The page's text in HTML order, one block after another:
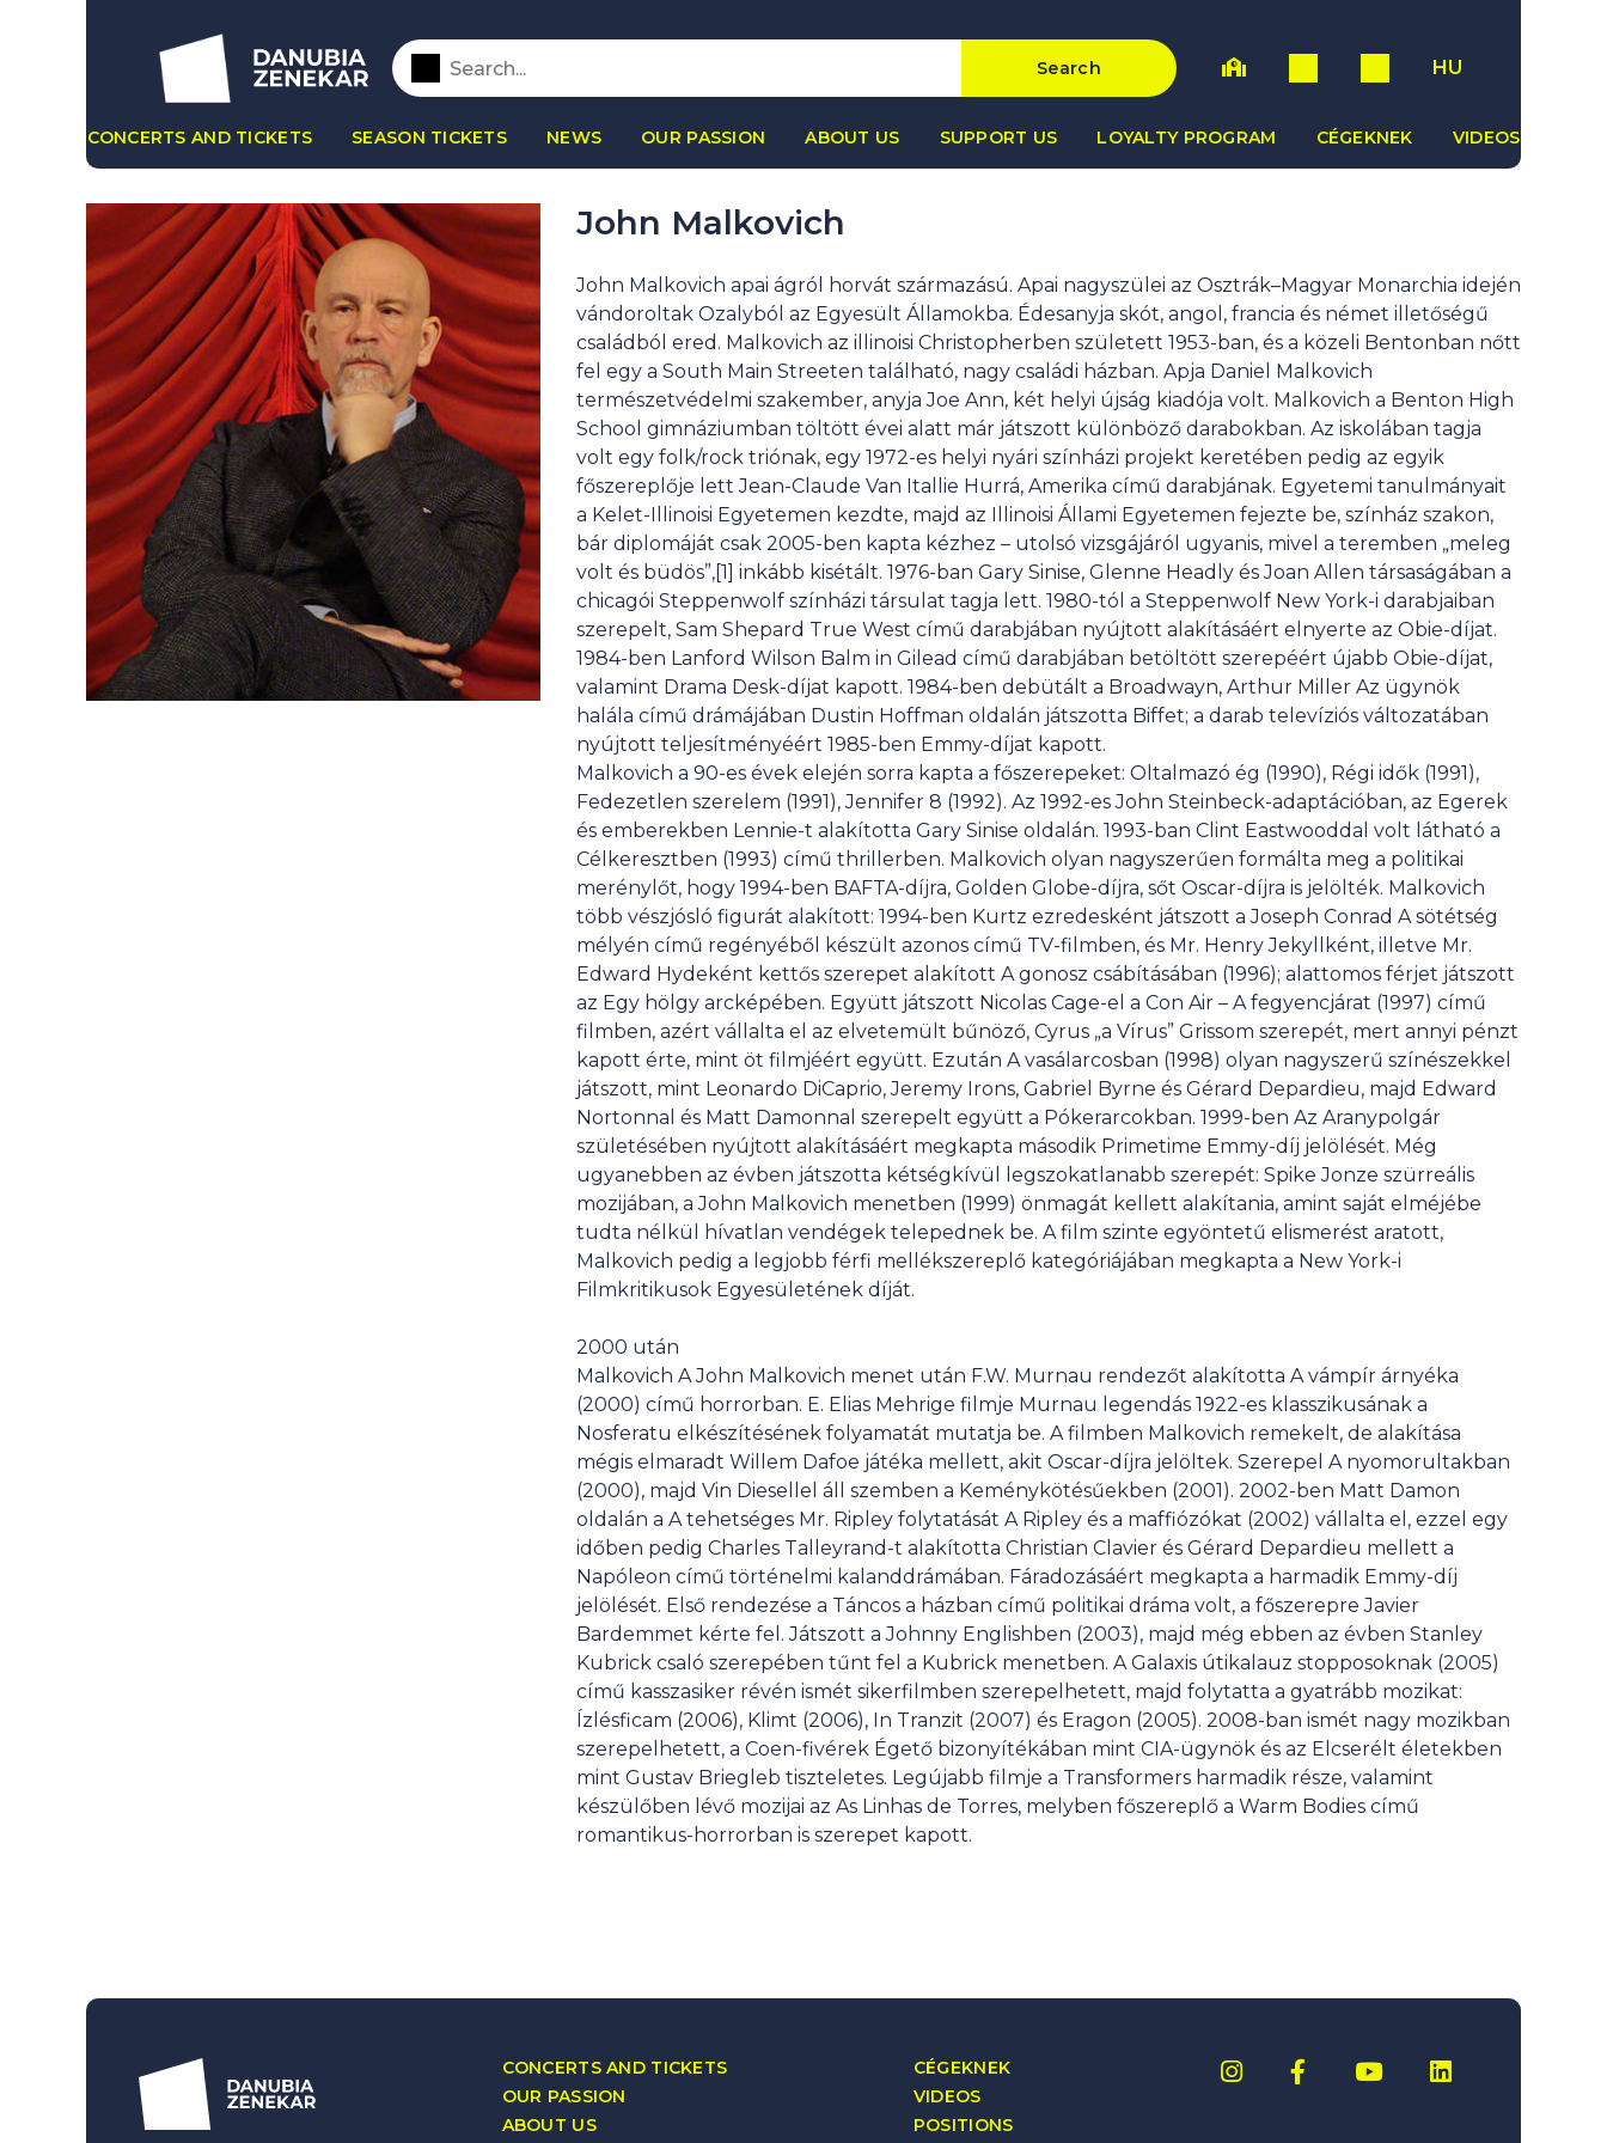
Search HU
CONCERTS AND TICKETS SEASON TICKETS NEWS OUR PASSION ABOUT US SUPPORT US LOYALTY PROGRAM CÉGEKNEK VIDEOS
John Malkovich
John Malkovich apai ágról horvát származású. Apai nagyszülei az Osztrák–Magyar Monarchia idején
vándoroltak Ozalyból az Egyesült Államokba. Édesanyja skót, angol, francia és német illetőségű
családból ered. Malkovich az illinoisi Christopherben született 1953-ban, és a közeli Bentonban nőtt
fel egy a South Main Streeten található, nagy családi házban. Apja Daniel Malkovich
természetvédelmi szakember, anyja Joe Ann, két helyi újság kiadója volt. Malkovich a Benton High
School gimnáziumban töltött évei alatt már játszott különböző darabokban. Az iskolában tagja
volt egy folk/rock triónak, egy 1972-es helyi nyári színházi projekt keretében pedig az egyik
főszereplője lett Jean-Claude Van Itallie Hurrá, Amerika című darabjának. Egyetemi tanulmányait
a Kelet-Illinoisi Egyetemen kezdte, majd az Illinoisi Állami Egyetemen fejezte be, színház szakon,
bár diplomáját csak 2005-ben kapta kézhez – utolsó vizsgájáról ugyanis, mivel a teremben „meleg
volt és büdös”,[1] inkább kisétált. 1976-ban Gary Sinise, Glenne Headly és Joan Allen társaságában a
chicagói Steppenwolf színházi társulat tagja lett. 1980-tól a Steppenwolf New York-i darabjaiban
szerepelt, Sam Shepard True West című darabjában nyújtott alakításáért elnyerte az Obie-díjat.
1984-ben Lanford Wilson Balm in Gilead című darabjában betöltött szerepéért újabb Obie-díjat,
valamint Drama Desk-díjat kapott. 1984-ben debütált a Broadwayn, Arthur Miller Az ügynök
halála című drámájában Dustin Hoffman oldalán játszotta Biffet; a darab televíziós változatában
nyújtott teljesítményéért 1985-ben Emmy-díjat kapott.
Malkovich a 90-es évek elején sorra kapta a főszerepeket: Oltalmazó ég (1990), Régi idők (1991),
Fedezetlen szerelem (1991), Jennifer 8 (1992). Az 1992-es John Steinbeck-adaptációban, az Egerek
és emberekben Lennie-t alakította Gary Sinise oldalán. 1993-ban Clint Eastwooddal volt látható a
Célkeresztben (1993) című thrillerben. Malkovich olyan nagyszerűen formálta meg a politikai
merénylőt, hogy 1994-ben BAFTA-díjra, Golden Globe-díjra, sőt Oscar-díjra is jelölték. Malkovich
több vészjósló figurát alakított: 1994-ben Kurtz ezredesként játszott a Joseph Conrad A sötétség
mélyén című regényéből készült azonos című TV-filmben, és Mr. Henry Jekyllként, illetve Mr.
Edward Hydeként kettős szerepet alakított A gonosz csábításában (1996); alattomos férjet játszott
az Egy hölgy arcképében. Együtt játszott Nicolas Cage-el a Con Air – A fegyencjárat (1997) című
filmben, azért vállalta el az elvetemült bűnöző, Cyrus „a Vírus” Grissom szerepét, mert annyi pénzt
kapott érte, mint öt filmjéért együtt. Ezután A vasálarcosban (1998) olyan nagyszerű színészekkel
játszott, mint Leonardo DiCaprio, Jeremy Irons, Gabriel Byrne és Gérard Depardieu, majd Edward
Nortonnal és Matt Damonnal szerepelt együtt a Pókerarcokban. 1999-ben Az Aranypolgár
születésében nyújtott alakításáért megkapta második Primetime Emmy-díj jelölését. Még
ugyanebben az évben játszotta kétségkívül legszokatlanabb szerepét: Spike Jonze szürreális
mozijában, a John Malkovich menetben (1999) önmagát kellett alakítania, amint saját elméjébe
tudta nélkül hívatlan vendégek telepednek be. A film szinte egyöntetű elismerést aratott,
Malkovich pedig a legjobb férfi mellékszereplő kategóriájában megkapta a New York-i
Filmkritikusok Egyesületének díját.
2000 után
Malkovich A John Malkovich menet után F.W. Murnau rendezőt alakította A vámpír árnyéka
(2000) című horrorban. E. Elias Mehrige filmje Murnau legendás 1922-es klasszikusának a
Nosferatu elkészítésének folyamatát mutatja be. A filmben Malkovich remekelt, de alakítása
mégis elmaradt Willem Dafoe játéka mellett, akit Oscar-díjra jelöltek. Szerepel A nyomorultakban
(2000), majd Vin Diesellel áll szemben a Keménykötésűekben (2001). 2002-ben Matt Damon
oldalán a A tehetséges Mr. Ripley folytatását A Ripley és a maffiózókat (2002) vállalta el, ezzel egy
időben pedig Charles Talleyrand-t alakította Christian Clavier és Gérard Depardieu mellett a
Napóleon című történelmi kalanddrámában. Fáradozásáért megkapta a harmadik Emmy-díj
jelölését. Első rendezése a Táncos a házban című politikai dráma volt, a főszerepre Javier
Bardemmet kérte fel. Játszott a Johnny Englishben (2003), majd még ebben az évben Stanley
Kubrick csaló szerepében tűnt fel a Kubrick menetben. A Galaxis útikalauz stopposoknak (2005)
című kasszasiker révén ismét sikerfilmben szerepelhetett, majd folytatta a gyatrább mozikat:
Ízlésficam (2006), Klimt (2006), In Tranzit (2007) és Eragon (2005). 2008-ban ismét nagy mozikban
szerepelhetett, a Coen-fivérek Égető bizonyítékában mint CIA-ügynök és az Elcserélt életekben
mint Gustav Briegleb tiszteletes. Legújabb filmje a Transformers harmadik része, valamint
készülőben lévő mozijai az As Linhas de Torres, melyben főszereplő a Warm Bodies című
romantikus-horrorban is szerepet kapott.
CONCERTS AND TICKETS
OUR PASSION
ABOUT US
CÉGEKNEK
VIDEOS
POSITIONS